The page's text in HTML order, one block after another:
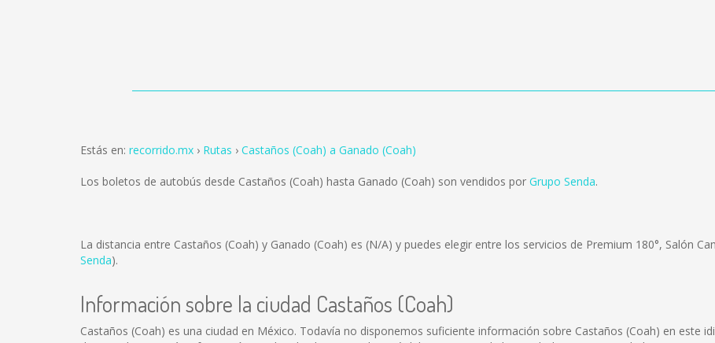
Estás en: recorrido.mx Rutas Castaños (Coah) a Ganado (Coah)
Los boletos de autobús desde Castaños (Coah) hasta Ganado (Coah) son vendidos por Grupo Senda.
La distancia entre Castaños (Coah) y Ganado (Coah) es (N/A) y puedes elegir entre los servicios de Premium 180°, Salón
Senda).
Información sobre la ciudad Castaños (Coah)
Castaños (Coah) es una ciudad en México. Todavía no disponemos suficiente información sobre Castaños (Coah) en este